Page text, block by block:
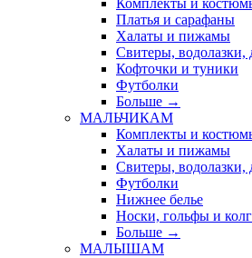
Комплекты и
Платья и сарафаны
Халаты и пижамы
Свитеры,
Кофточки и туники
Футболки
Больше →
МАЛЬЧИКАМ
Комплекты и
Халаты и пижамы
Свитеры,
Футболки
Нижнее белье
Носки, гольфы и
Больше →
МАЛЫШАМ